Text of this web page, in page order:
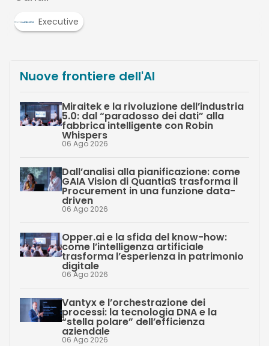
Executive
Nuove frontiere dell'AI
Miraitek e la rivoluzione dell’industria
5.0: dal “paradosso dei dati” alla
fabbrica intelligente con Robin
Whispers
06 Ago 2026
Dall’analisi alla pianificazione: come
GAIA Vision di QuantiaS trasforma il
Procurement in una funzione data-
driven
06 Ago 2026
Opper.ai e la sfida del know-how:
come l’intelligenza artificiale
trasforma l’esperienza in patrimonio
digitale
06 Ago 2026
Vantyx e l’orchestrazione dei
processi: la tecnologia DNA e la
“stella polare” dell’efficienza
aziendale
06 Ago 2026